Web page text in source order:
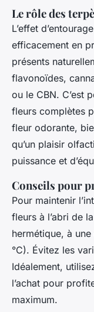
Le rôle des
L’effet
efficacement en
présents
flavonoïdes,
ou le CBN. C’est
fleurs complètes
fleur odorante,
qu’un plaisir
puissance et
Conseils pour
Pour maintenir
fleurs à l’abri de
hermétique, à
°C). Évitez les
Idéalement,
l’achat pour
maximum.